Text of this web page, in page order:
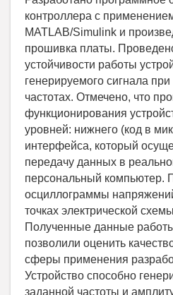
контроллера с
MATLAB/Simulink и
прошивка платы.
устойчивости работы
генерируемого сигнала
частотах. Отмечено, что
функционирования
уровней: нижнего (код в
интерфейса, который
передачу данных в
персональный компьютер.
осциллограммы
точках электрической
Полученные данные
позволили оценить
сферы применения
Устройство способно
заданной частоты и